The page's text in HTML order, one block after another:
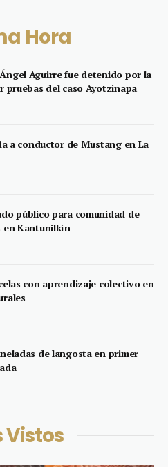
Hora
Aguirre fue detenido por la
pruebas del caso Ayotzinapa
a conductor de Mustang en La
público para comunidad de
en Kantunilkín
con aprendizaje colectivo en
de langosta en primer
Vistos